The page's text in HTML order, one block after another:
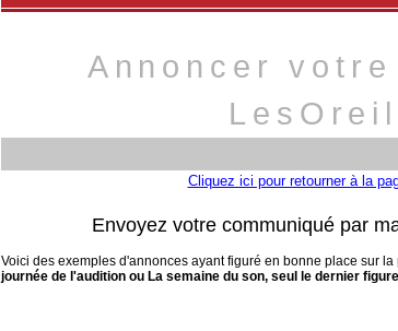
Annoncer
Cliquez ici pour retourner à la
Envoyez votre communiqué par
Voici des exemples d'annonces ayant figuré en bonne place sur
journée de l'audition ou La semaine du son, seul le dernier